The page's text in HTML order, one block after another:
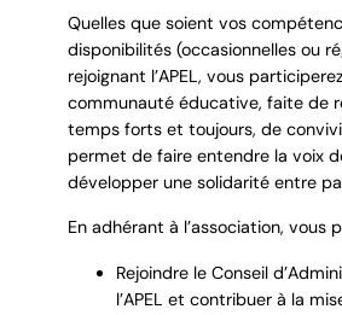
Quelles que soient vos
disponibilités (occasionnelles ou
rejoignant l’APEL, vous
communauté éducative, faite de
temps forts et toujours, de
permet de faire entendre la voix
développer une solidarité entre
En adhérant à l’association, vous
Rejoindre le Conseil
l’APEL et contribuer à la